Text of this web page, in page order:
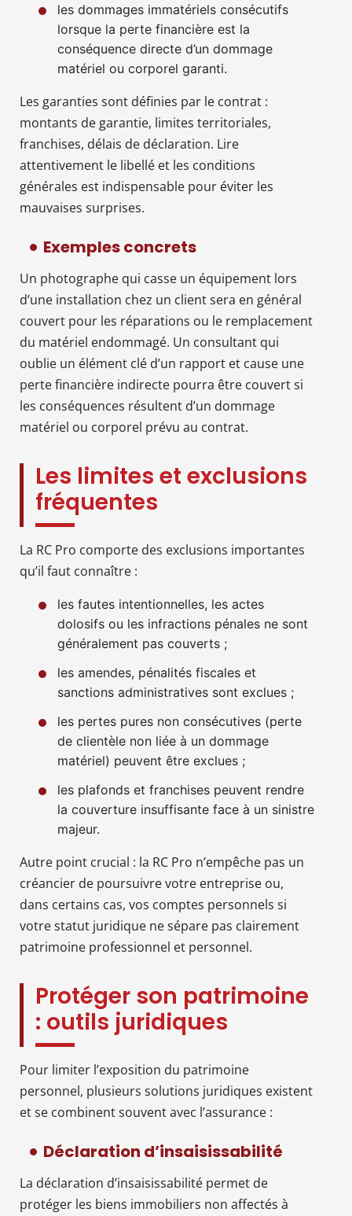
les dommages immatériels consécutifs
lorsque la perte financière est la
conséquence directe d’un dommage
matériel ou corporel garanti.
Les garanties sont définies par le contrat :
montants de garantie, limites territoriales,
franchises, délais de déclaration. Lire
attentivement le libellé et les conditions
générales est indispensable pour éviter les
mauvaises surprises.
Exemples concrets
Un photographe qui casse un équipement lors
d’une installation chez un client sera en général
couvert pour les réparations ou le remplacement
du matériel endommagé. Un consultant qui
oublie un élément clé d’un rapport et cause une
perte financière indirecte pourra être couvert si
les conséquences résultent d’un dommage
matériel ou corporel prévu au contrat.
Les limites et exclusions
fréquentes
La RC Pro comporte des exclusions importantes
qu’il faut connaître :
les fautes intentionnelles, les actes
dolosifs ou les infractions pénales ne sont
généralement pas couverts ;
les amendes, pénalités fiscales et
sanctions administratives sont exclues ;
les pertes pures non consécutives (perte
de clientèle non liée à un dommage
matériel) peuvent être exclues ;
les plafonds et franchises peuvent rendre
la couverture insuffisante face à un sinistre
majeur.
Autre point crucial : la RC Pro n’empêche pas un
créancier de poursuivre votre entreprise ou,
dans certains cas, vos comptes personnels si
votre statut juridique ne sépare pas clairement
patrimoine professionnel et personnel.
Protéger son patrimoine
: outils juridiques
Pour limiter l’exposition du patrimoine
personnel, plusieurs solutions juridiques existent
et se combinent souvent avec l’assurance :
Déclaration d’insaisissabilité
La déclaration d’insaisissabilité permet de
protéger les biens immobiliers non affectés à